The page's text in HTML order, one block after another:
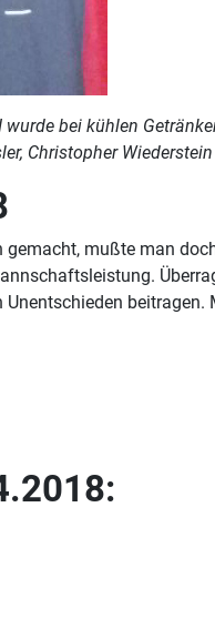
bei kühlen
Christopher
mußte man